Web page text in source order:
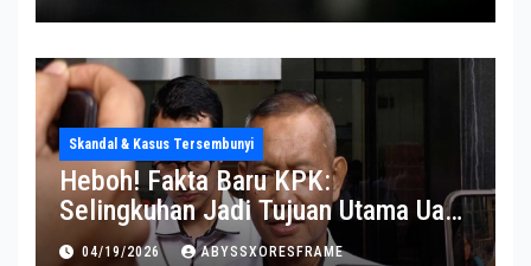
Skandal & Kasus Tersembunyi
Heboh! Fakta Baru KPK:
Selingkuhan Jadi Tujuan Utama Uang
Korupsi
04/19/2026 ABYSSXORESFRAME